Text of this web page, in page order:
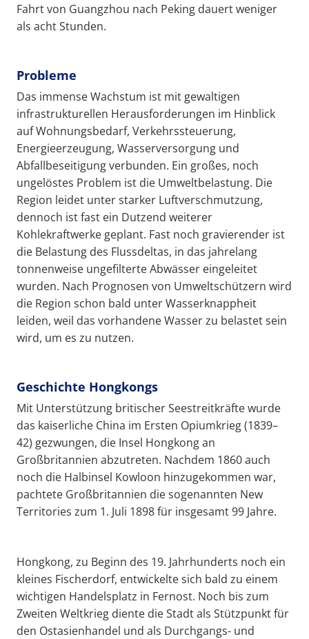
Fahrt von Guangzhou nach Peking dauert weniger
als acht Stunden.
Probleme
Das immense Wachstum ist mit gewaltigen
infrastrukturellen Herausforderungen im Hinblick
auf Wohnungsbedarf, Verkehrssteuerung,
Energieerzeugung, Wasserversorgung und
Abfallbeseitigung verbunden. Ein großes, noch
ungelöstes Problem ist die Umweltbelastung. Die
Region leidet unter starker Luftverschmutzung,
dennoch ist fast ein Dutzend weiterer
Kohlekraftwerke geplant. Fast noch gravierender ist
die Belastung des Flussdeltas, in das jahrelang
tonnenweise ungefilterte Abwässer eingeleitet
wurden. Nach Prognosen von Umweltschützern wird
die Region schon bald unter Wasserknappheit
leiden, weil das vorhandene Wasser zu belastet sein
wird, um es zu nutzen.
Geschichte Hongkongs
Mit Unterstützung britischer Seestreitkräfte wurde
das kaiserliche China im Ersten Opiumkrieg (1839–
42) gezwungen, die Insel Hongkong an
Großbritannien abzutreten. Nachdem 1860 auch
noch die Halbinsel Kowloon hinzugekommen war,
pachtete Großbritannien die sogenannten New
Territories zum 1. Juli 1898 für insgesamt 99 Jahre.
Hongkong, zu Beginn des 19. Jahrhunderts noch ein
kleines Fischerdorf, entwickelte sich bald zu einem
wichtigen Handelsplatz in Fernost. Noch bis zum
Zweiten Weltkrieg diente die Stadt als Stützpunkt für
den Ostasienhandel und als Durchgangs- und